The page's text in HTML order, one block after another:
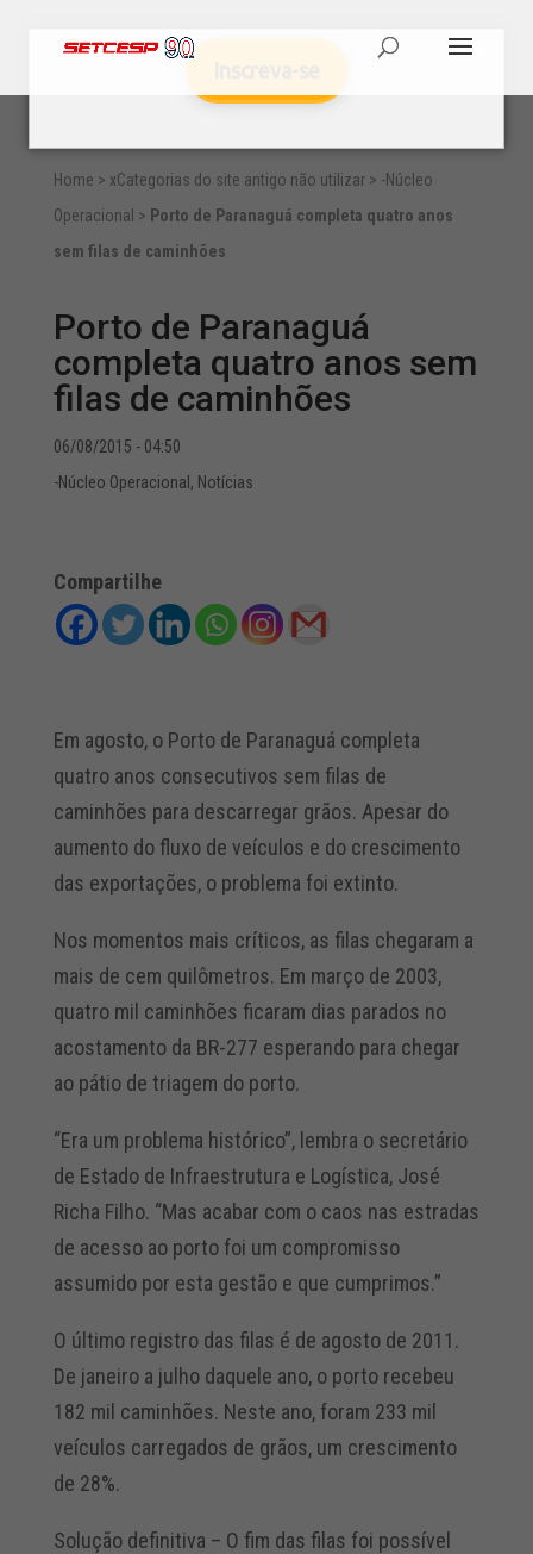
Home > xCategorias do site antigo não utilizar> -Núcleo
Operacional > Porto de Paranaguá completa quatro anos
sem filas de caminhões
Porto de Paranaguá
completa quatro anos sem
filas de caminhões
06/08/2015 - 04:50
-Núcleo Operacional , Notícias
Compartilhe
Em agosto, o Porto de Paranaguá completa
quatro anos consecutivos sem filas de
caminhões para descarregar grãos. Apesar do
aumento do fluxo de veículos e do crescimento
das exportações, o problema foi extinto.
Nos momentos mais críticos, as filas chegaram a
mais de cem quilômetros. Em março de 2003,
quatro mil caminhões ficaram dias parados no
acostamento da BR-277 esperando para chegar
ao pátio de triagem do porto.
“Era um problema histórico”, lembra o secretário
de Estado de Infraestrutura e Logística, José
Richa Filho. “Mas acabar com o caos nas estradas
de acesso ao porto foi um compromisso
assumido por esta gestão e que cumprimos.”
O último registro das filas é de agosto de 2011.
De janeiro a julho daquele ano, o porto recebeu
182 mil caminhões. Neste ano, foram 233 mil
veículos carregados de grãos, um crescimento
de 28%.
Solução definitiva – O fim das filas foi possível